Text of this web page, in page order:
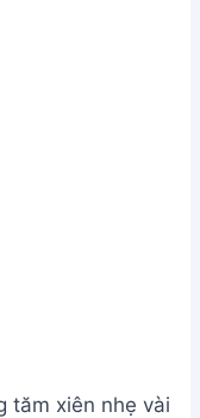
tăm xiên nhẹ vài